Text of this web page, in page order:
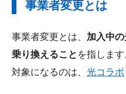
事業者変更とは
事業者変更とは、 加入中
乗り換えること を指します
対象になるのは、 光コラボ